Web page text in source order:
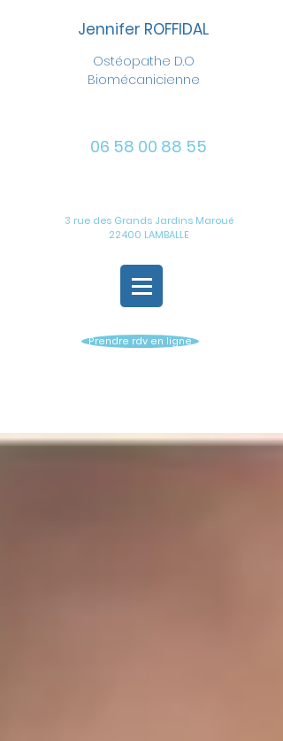
Jennifer ROFFIDAL
Ostéopathe D.O
Biomécanicienne
06 58 00 88 55
3 rue des Grands Jardins Maroué
22400 LAMBALLE
Prendre rdv en ligne